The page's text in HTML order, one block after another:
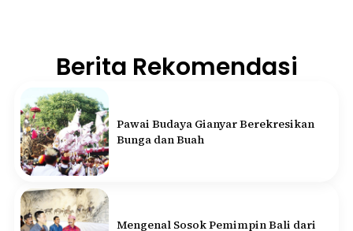
Berita Rekomendasi
Pawai Budaya Gianyar Berekresikan
Bunga dan Buah
Mengenal Sosok Pemimpin Bali dari